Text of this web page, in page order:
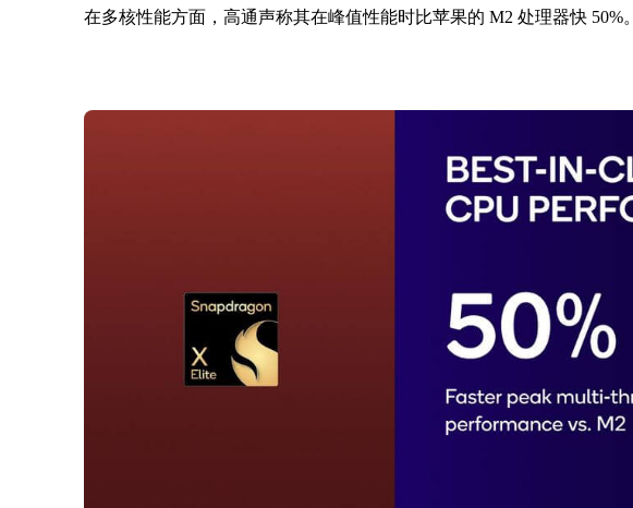
在多核性能方面，高通声称其在峰值性能时比苹果的 M2 处理器快 50%。